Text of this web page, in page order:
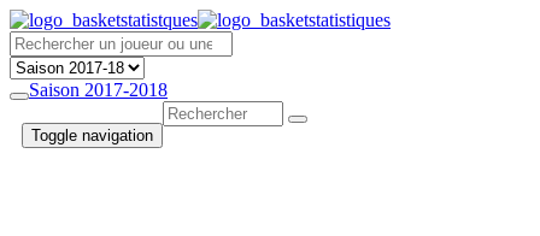
Saison 2017-2018
Toggle navigation